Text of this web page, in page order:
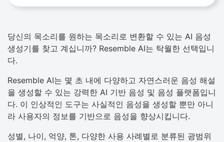
당신의 목소리를 원하는 목소리로 변환할 수 있는 AI 음성
생성기를 찾고 계십니까? Resemble AI는 탁월한 선택입니
다.
Resemble AI는 몇 초 내에 다양하고 자연스러운 음성 해설
을 생성할 수 있는 강력한 AI 기반 음성 및 음성 플랫폼입니
다. 이 인상적인 도구는 사실적인 음성을 생성할 뿐만 아니
라 사용자의 정보를 기반으로 음성을 향상시킵니다.
성별, 나이, 억양, 톤, 다양한 사용 사례별로 분류된 광범위